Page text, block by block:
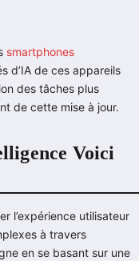
smartphones
d’IA de ces appareils
des tâches plus
de cette mise à jour.
Voici
l’expérience utilisateur
à travers
en se basant sur une